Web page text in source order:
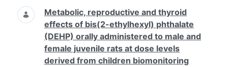
Ricerca
Metabolic, reproductive and thyroid
effects of bis(2-ethylhexyl) phthalate
(DEHP) orally administered to male and
female juvenile rats at dose levels
derived from children biomonitoring